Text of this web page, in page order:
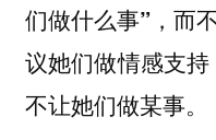
们做什么事” ，而
议她们做情感支
不让她们做某事。